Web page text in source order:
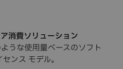
消費ソリューション
うな使用量ベースのソフト
ンス モデル。